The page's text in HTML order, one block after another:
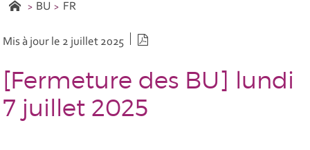
BU FR
Mis à jour le 2 juillet 2025
[Fermeture des BU] lundi
7 juillet 2025